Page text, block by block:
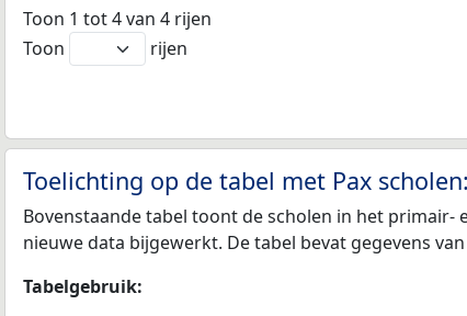
Toon 1 tot 4 van 4 rijen
Toon
rijen
Toelichting op de tabel met Pax scholen:
Bovenstaande tabel toont de scholen in het
nieuwe data bijgewerkt. De tabel bevat gegevens
Tabelgebruik: